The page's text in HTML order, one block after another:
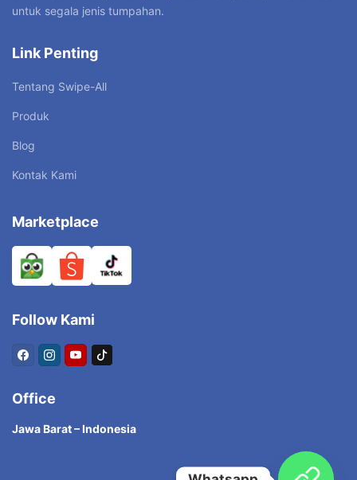
untuk segala jenis tumpahan.
Link Penting
Tentang Swipe-All
Produk
Blog
Kontak Kami
Marketplace
Follow Kami
Office
Jawa Barat – Indonesia